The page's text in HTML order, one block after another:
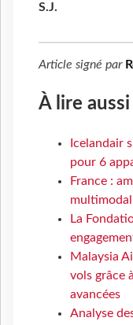
S.J.
Article signé par
À lire aussi
Icelandair
pour 6
France :
La
Malaysia
vols grâce
avancées
Analyse